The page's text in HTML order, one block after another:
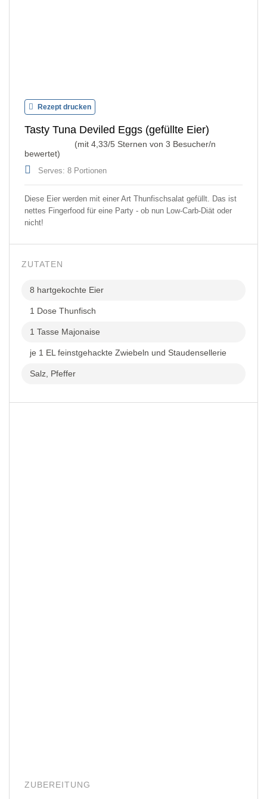
Rezept drucken
Tasty Tuna Deviled Eggs (gefüllte Eier)
(mit 4,33/5 Sternen von 3 Besucher/n
bewertet)
Serves: 8 Portionen
Diese Eier werden mit einer Art Thunfischsalat gefüllt. Das ist
nettes Fingerfood für eine Party - ob nun Low-Carb-Diät oder
nicht!
ZUTATEN
8 hartgekochte Eier
1 Dose Thunfisch
1 Tasse Majonaise
je 1 EL feinstgehackte Zwiebeln und Staudensellerie
Salz, Pfeffer
ZUBEREITUNG